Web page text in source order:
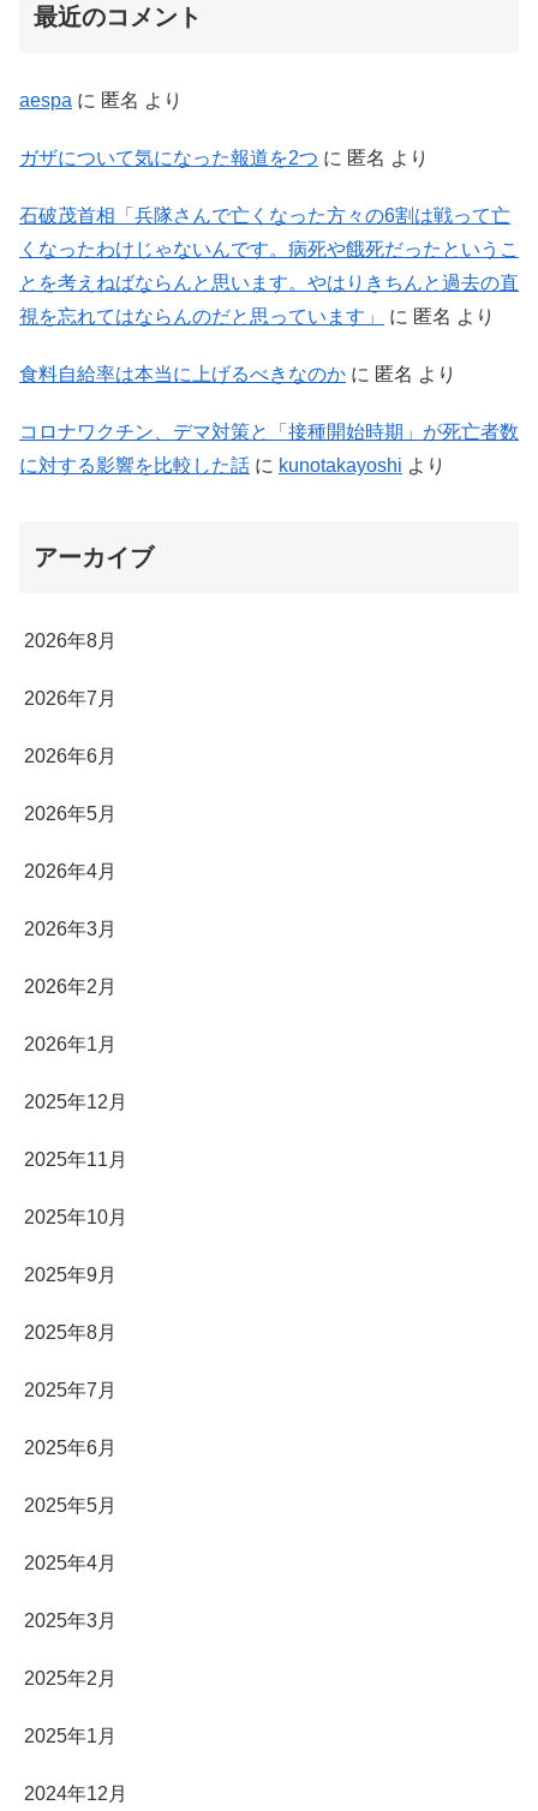
最近のコメント
aespa に 匿名 より
ガザについて気になった報道を2つ に 匿名 より
石破茂首相「兵隊さんで亡くなった方々の6割は戦って亡
くなったわけじゃないんです。病死や餓死だったというこ
とを考えねばならんと思います。やはりきちんと過去の直
視を忘れてはならんのだと思っています」
に 匿名 より
食料自給率は本当に上げるべきなのか に 匿名 より
コロナワクチン、デマ対策と「接種開始時期」が死亡者数
に対する影響を比較した話 に kunotakayoshi より
アーカイブ
2026年8月
2026年7月
2026年6月
2026年5月
2026年4月
2026年3月
2026年2月
2026年1月
2025年12月
2025年11月
2025年10月
2025年9月
2025年8月
2025年7月
2025年6月
2025年5月
2025年4月
2025年3月
2025年2月
2025年1月
2024年12月